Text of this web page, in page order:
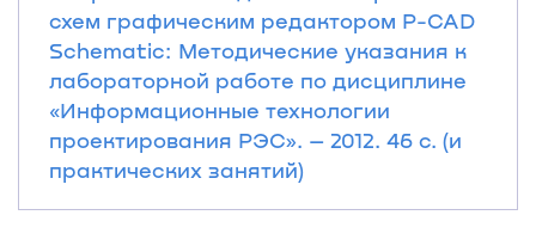
схем графическим редактором P-CAD
Schematic: Методические указания к
лабораторной работе по дисциплине
«Информационные технологии
проектирования РЭС». – 2012. 46 с. (и
практических занятий)